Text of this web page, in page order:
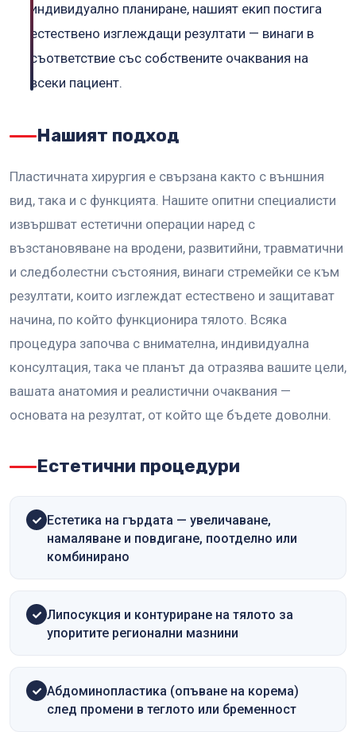
индивидуално планиране, нашият екип постига
естествено изглеждащи резултати — винаги в
съответствие със собствените очаквания на
всеки пациент.
Нашият подход
Пластичната хирургия е свързана както с външния
вид, така и с функцията. Нашите опитни специалисти
извършват естетични операции наред с
възстановяване на вродени, развитийни, травматични
и следболестни състояния, винаги стремейки се към
резултати, които изглеждат естествено и защитават
начина, по който функционира тялото. Всяка
процедура започва с внимателна, индивидуална
консултация, така че планът да отразява вашите цели,
вашата анатомия и реалистични очаквания —
основата на резултат, от който ще бъдете доволни.
Естетични процедури
Естетика на гърдата — увеличаване,
намаляване и повдигане, поотделно или
комбинирано
Липосукция и контуриране на тялото за
упоритите регионални мазнини
Абдоминопластика (опъване на корема)
след промени в теглото или бременност